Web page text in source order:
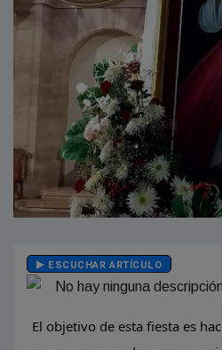
ESCUCHAR ARTÍCULO
El objetivo de esta fiesta es